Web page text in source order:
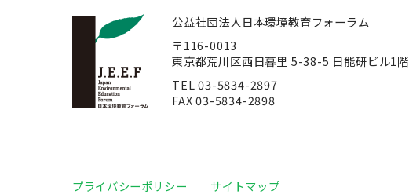
公益社団法人日本環境教育フォーラム
〒116-0013
東京都荒川区西日暮里 5-38-5 日能研ビル1階
TEL 03-5834-2897
FAX 03-5834-2898
プライバシーポリシー サイトマップ